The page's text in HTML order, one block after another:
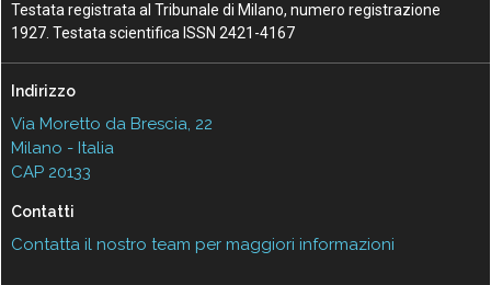
Testata registrata al Tribunale di Milano, numero registrazione
1927. Testata scientifica ISSN 2421-4167
Indirizzo
Via Moretto da Brescia, 22
Milano - Italia
CAP 20133
Contatti
Contatta il nostro team per maggiori informazioni